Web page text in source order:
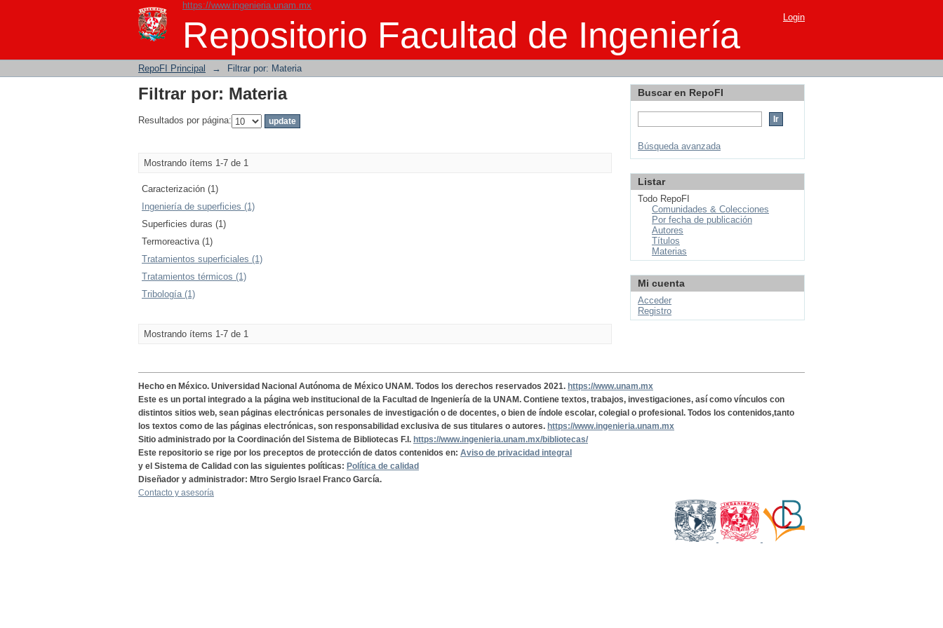
https://www.ingenieria.unam.mx
Repositorio Facultad de Ingeniería
Filtrar por: Materia Login
RepoFI Principal → Filtrar por: Materia
Filtrar por: Materia
Resultados por página:
Mostrando ítems 1-7 de 1
Caracterización (1)
Ingeniería de superficies (1)
Superficies duras (1)
Termoreactiva (1)
Tratamientos superficiales (1)
Tratamientos térmicos (1)
Tribología (1)
Mostrando ítems 1-7 de 1
Buscar en RepoFI
Búsqueda avanzada
Listar
Todo RepoFI
Comunidades & Colecciones
Por fecha de publicación
Autores
Títulos
Materias
Mi cuenta
Acceder
Registro
Hecho en México. Universidad Nacional Autónoma de México UNAM. Todos los derechos reservados 2021. https://www.unam.mx
Este es un portal integrado a la página web institucional de la Facultad de Ingeniería de la UNAM. Contiene textos, trabajos, investigaciones, así como vínculos con
distintos sitios web, sean páginas electrónicas personales de investigación o de docentes, o bien de índole escolar, colegial o profesional. Todos los contenidos,tanto
los textos como de las páginas electrónicas, son responsabilidad exclusiva de sus titulares o autores. https://www.ingenieria.unam.mx
Sitio administrado por la Coordinación del Sistema de Bibliotecas F.I. https://www.ingenieria.unam.mx/bibliotecas/
Este repositorio se rige por los preceptos de protección de datos contenidos en: Aviso de privacidad integral
y el Sistema de Calidad con las siguientes políticas: Política de calidad
Diseñador y administrador: Mtro Sergio Israel Franco García.
Contacto y asesoría